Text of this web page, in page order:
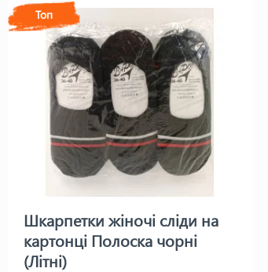
Топ
Шкарпетки жіночі сліди на
картонці Полоска чорні
(Літні)